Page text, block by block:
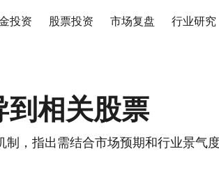
投资 股票投资 市场复盘 行业研究
到相关股票
，指出需结合市场预期和行业景气度